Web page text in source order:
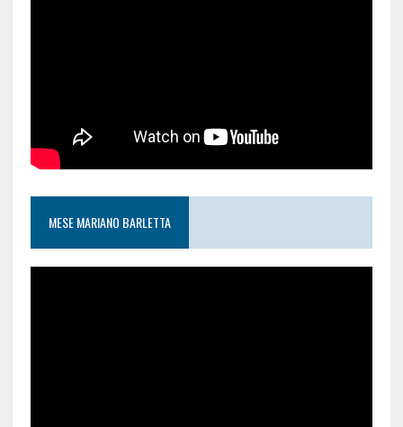
MESE MARIANO BARLETTA